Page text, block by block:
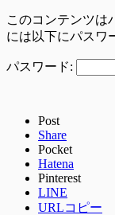
このコンテンツは
には以下にパスワ
パスワード:
Post
Share
Pocket
Hatena
Pinterest
LINE
URLコピー